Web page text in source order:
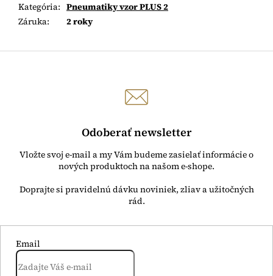
Kategória: Pneumatiky vzor PLUS 2
Záruka: 2 roky
Odoberať newsletter
Vložte svoj e-mail a my Vám budeme zasielať informácie o
nových produktoch na našom e-shope.
Email